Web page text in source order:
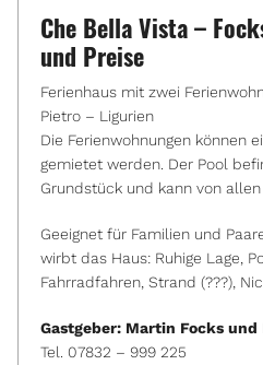
Che Bella Vista –
und Preise
Ferienhaus mit zwei
Pietro – Ligurien
Die Ferienwohnungen können
gemietet werden. Der Pool
Grundstück und kann von
Geeignet für Familien und
wirbt das Haus: Ruhige Lage,
Fahrradfahren, Strand (???),
Gastgeber: Martin Focks
Tel. 07832 – 999 225